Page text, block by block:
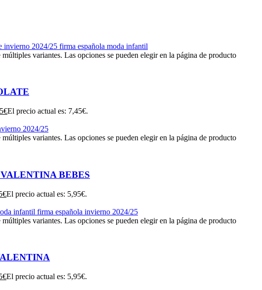
variantes. Las opciones se pueden elegir en la página de producto
€El precio actual es: 7,45€.
variantes. Las opciones se pueden elegir en la página de producto
BEBES
€El precio actual es: 5,95€.
variantes. Las opciones se pueden elegir en la página de producto
€El precio actual es: 5,95€.